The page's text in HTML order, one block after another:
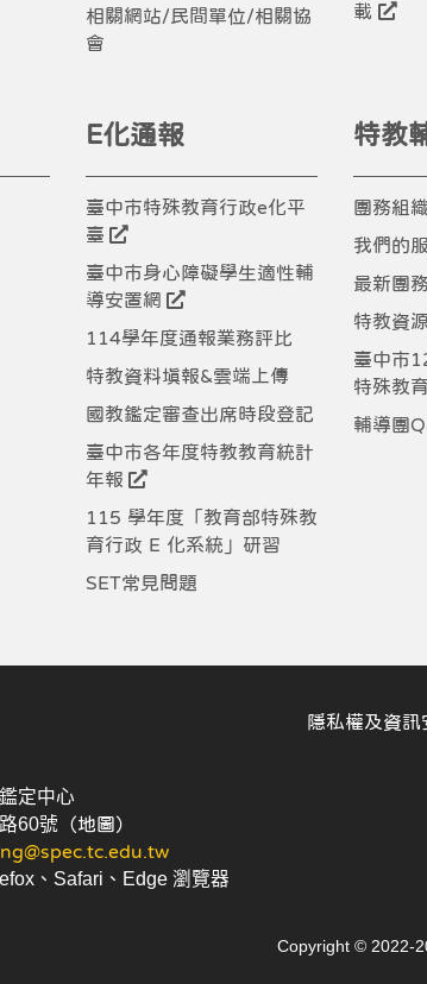
相關網站/民間單位/相關協
會
載
E化通報
臺中市特殊教育行政e化平
臺
臺中市身心障礙學生適性輔
導安置網
114學年度通報業務評比
特教資料填報&雲端上傳
國教鑑定審查出席時段登記
臺中市各年度特教教育統計
年報
115 學年度「教育部特殊教
育行政 E 化系統」研習
SET常見問題
特教
團務組織
我們的
最新團
特教資
臺中市
特殊教
輔導團
隱私權及資訊
定中心
60號 （地圖）
、Safari、Edge 瀏覽器
Copyright © 2022-